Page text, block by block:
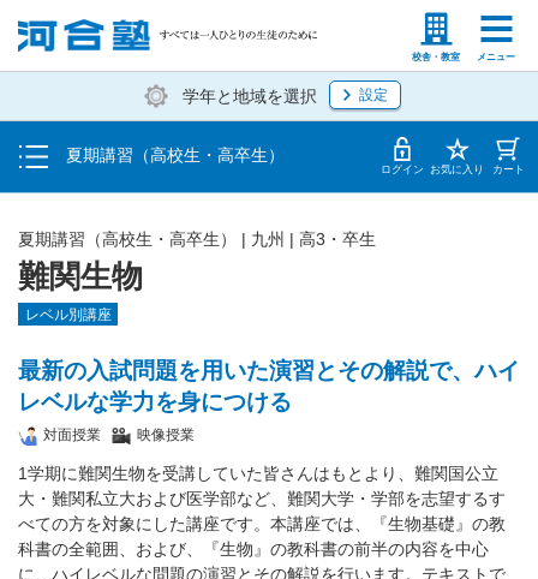
校舎・教室 メニュー
塾生の方 高等学校の先生
学年と地域を選択 設定
夏期講習（高校生・高卒生）
受講料・お申し込み方法
受講開始までの流れ
校舎・教室一覧 ログイン お気に入り カート
難関生物
夏期講習（高校生・高卒生） | 九州 | 高3・卒生
レベル別講座
最新の入試問題を用いた演習とその解説で、ハイ
レベルな学力を身につける
対面授業 映像授業
1学期に難関生物を受講していた皆さんはもとより、難関国公立
大・難関私立大および医学部など、難関大学・学部を志望するす
べての方を対象にした講座です。本講座では、『生物基礎』の教
科書の全範囲、および、『生物』の教科書の前半の内容を中心
に、ハイレベルな問題の演習とその解説を行います。テキストで